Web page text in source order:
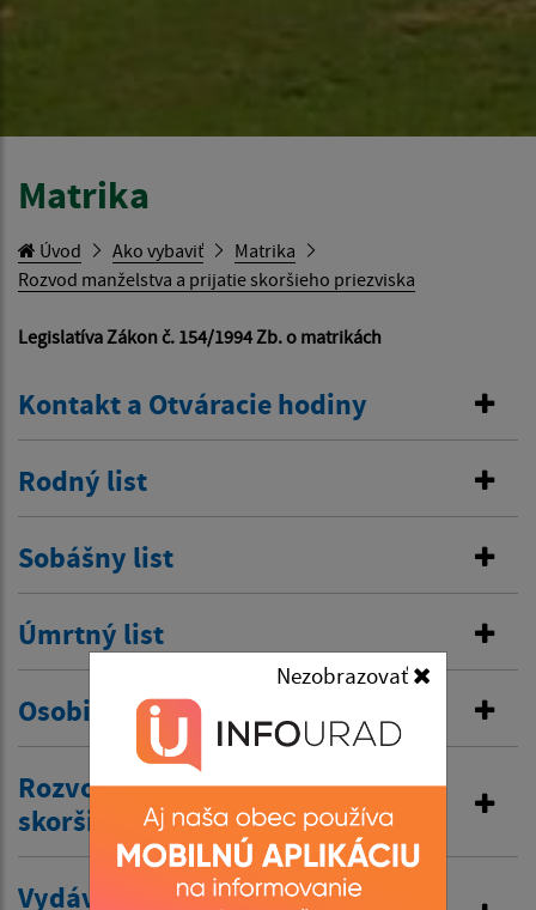
Nezobrazovať
Matrika
Úvod Ako vybaviť
Matrika
Rozvod manželstva a prijatie skoršieho priezviska
Legislatíva Zákon č. 154/1994 Zb. o matrikách
Kontakt a Otváracie hodiny
Rodný list
Sobášny list
Úmrtný list
Osobitná matrika
Rozvod manželstva a prijatie
skoršieho priezviska
Vydávanie výpisov z matriky a